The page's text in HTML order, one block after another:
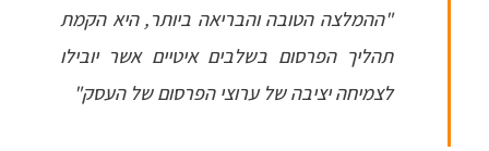
"ההמלצה הטובה והבריאה ביותר, היא הקמת
תהליך הפרסום בשלבים איטיים אשר יובילו
לצמיחה יציבה של ערוצי הפרסום של העסק"